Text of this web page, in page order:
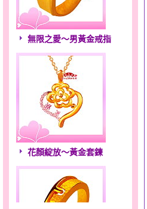
無限之愛～男黃金戒指
花顏綻放～黃金套鍊